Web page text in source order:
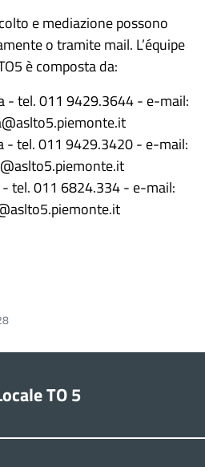
e mediazione possono
o tramite mail. L’équipe
è composta da:
- tel. 011 9429.3644 - e-mail:
- tel. 011 9429.3420 - e-mail:
tel. 011 6824.334 - e-mail:
TO 5